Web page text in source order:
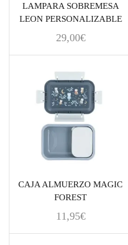
LAMPARA SOBREMESA
LEON PERSONALIZABLE
29,00€
CAJA ALMUERZO MAGIC
FOREST
11,95€